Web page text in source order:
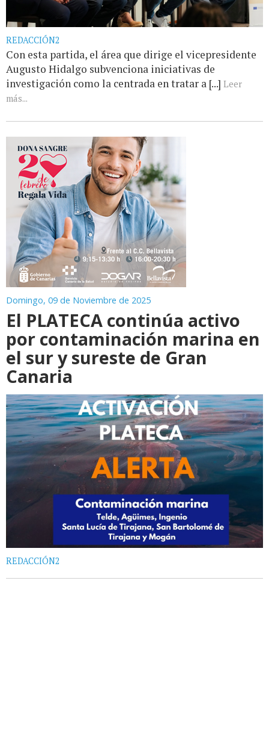
REDACCIÓN2
Con esta partida, el área que dirige el vicepresidente
Augusto Hidalgo subvenciona iniciativas de
investigación como la centrada en tratar a [...] Leer
más...
Domingo, 09 de Noviembre de 2025
El PLATECA continúa activo
por contaminación marina en
el sur y sureste de Gran
Canaria
REDACCIÓN2